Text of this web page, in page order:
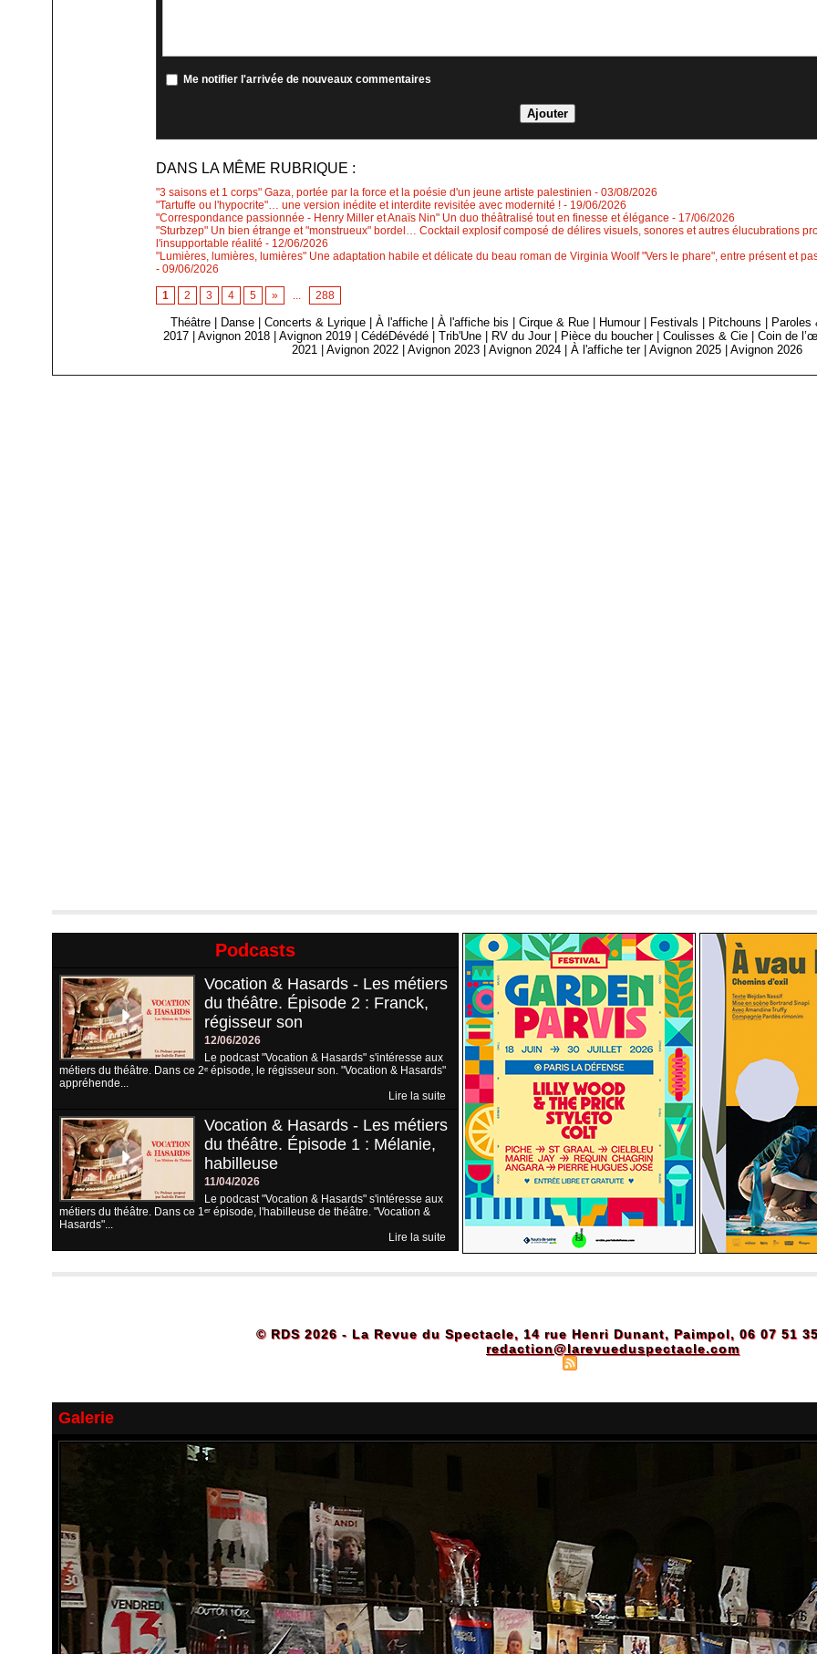
Me notifier l'arrivée de nouveaux commentaires
DANS LA MÊME RUBRIQUE :
"3 saisons et 1 corps" Gaza, portée par la force et la poésie d'un jeune artiste palestinien - 03/08/2026
"Tartuffe ou l'hypocrite"… une version inédite et interdite revisitée avec modernité ! - 19/06/2026
"Correspondance passionnée - Henry Miller et Anaïs Nin" Un duo théâtralisé tout en finesse et élégance - 17/06/2026
"Sturbzep" Un bien étrange et "monstrueux" bordel… Cocktail explosif composé de délires visuels, sonores et autres élucubrations
l'insupportable réalité - 12/06/2026
"Lumières, lumières, lumières" Une adaptation habile et délicate du beau roman de Virginia Woolf "Vers le phare", entre présent et
- 09/06/2026
1 2 3 4 5 » ... 288
Théâtre Danse |Concerts & Lyrique |À l'affiche |À l'affiche bis |Cirque & Rue Humour Festivals Pitchouns Paroles
2017
|Avignon 2018 |Avignon 2019 |CédéDévédé |Trib'Une RV du Jour Pièce du boucher |Coulisses & Cie |Coin de
2021
|Avignon 2022 |Avignon 2023 |Avignon 2024 |À l'affiche ter |Avignon 2025 |Avignon 2026
Podcasts
Vocation & Hasards - Les métiers
du théâtre. Épisode 2 : Franck,
régisseur son
12/06/2026
Le podcast "Vocation & Hasards" s'intéresse aux
métiers du théâtre. Dans ce 2ᵉ épisode, le régisseur son. "Vocation & Hasards"
appréhende...
Lire la suite
Vocation & Hasards - Les métiers
du théâtre. Épisode 1 : Mélanie,
habilleuse
11/04/2026
Le podcast "Vocation & Hasards" s'intéresse aux
métiers du théâtre. Dans ce 1ᵉʳ épisode, l'habilleuse de théâtre. "Vocation &
Hasards"...
Lire la suite
© RDS 2026 - La Revue du Spectacle, 14 rue Henri Dunant, Paimpol, 06 07 51
redaction@larevueduspectacle.com
Galerie